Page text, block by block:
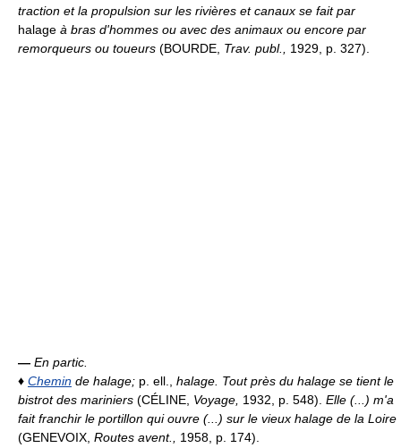
traction et la propulsion sur les rivières et canaux se fait par
halage à bras d'hommes ou avec des animaux ou encore par
remorqueurs ou toueurs (BOURDE, Trav. publ., 1929, p. 327).
— En partic.
♦ Chemin de halage; p. ell., halage. Tout près du halage se tient le
bistrot des mariniers (CÉLINE, Voyage, 1932, p. 548). Elle (...) m'a
fait franchir le portillon qui ouvre (...) sur le vieux halage de la Loire
(GENEVOIX, Routes avent., 1958, p. 174).